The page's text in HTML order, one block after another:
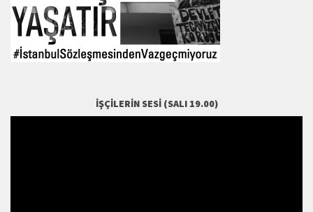
İŞÇILERIN SESI (SALI 19.00)